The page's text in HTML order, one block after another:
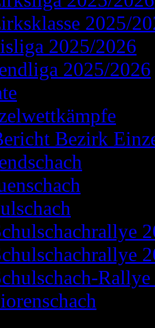
2025/
2025/2026
2025/2026
Bezirk